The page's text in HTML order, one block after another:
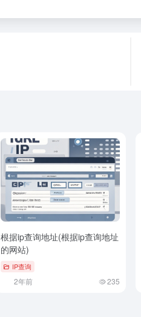
根据ip查询地址(根据ip查询地址
的网站)
IP查询
2年前 235